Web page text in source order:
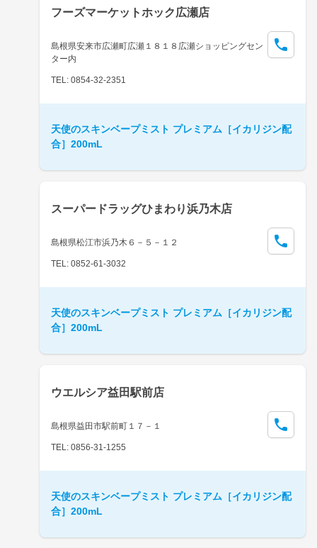
フーズマーケットホック広瀬店
島根県安来市広瀬町広瀬１８１８広瀬ショッピングセン
ター内
TEL: 0854-32-2351
天使のスキンベープミスト プレミアム［イカリジン配
合］200mL
スーパードラッグひまわり浜乃木店
島根県松江市浜乃木６－５－１２
TEL: 0852-61-3032
天使のスキンベープミスト プレミアム［イカリジン配
合］200mL
ウエルシア益田駅前店
島根県益田市駅前町１７－１
TEL: 0856-31-1255
天使のスキンベープミスト プレミアム［イカリジン配
合］200mL